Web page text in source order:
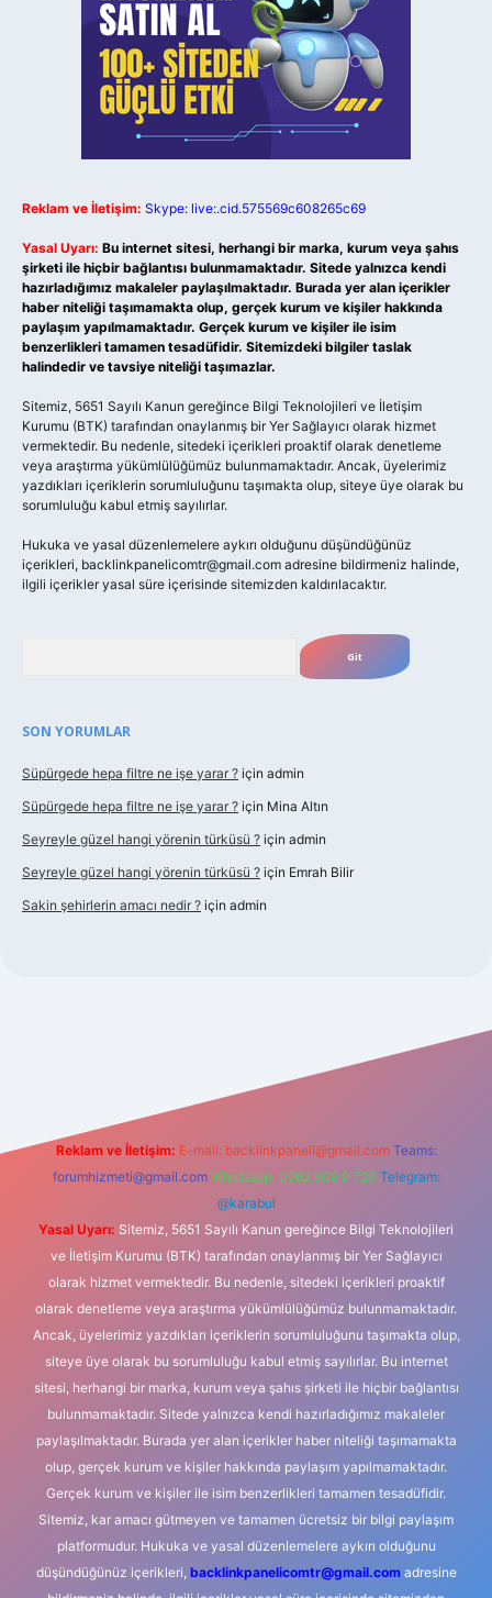
Reklam ve İletişim: Skype: live:.cid.575569c608265c69
Yasal Uyarı: Bu internet sitesi, herhangi bir marka, kurum veya şahıs
şirketi ile hiçbir bağlantısı bulunmamaktadır. Sitede yalnızca kendi
hazırladığımız makaleler paylaşılmaktadır. Burada yer alan içerikler
haber niteliği taşımamakta olup, gerçek kurum ve kişiler hakkında
paylaşım yapılmamaktadır. Gerçek kurum ve kişiler ile isim
benzerlikleri tamamen tesadüfidir. Sitemizdeki bilgiler taslak
halindedir ve tavsiye niteliği taşımazlar.
Sitemiz, 5651 Sayılı Kanun gereğince Bilgi Teknolojileri ve İletişim
Kurumu (BTK) tarafından onaylanmış bir Yer Sağlayıcı olarak hizmet
vermektedir. Bu nedenle, sitedeki içerikleri proaktif olarak denetleme
veya araştırma yükümlülüğümüz bulunmamaktadır. Ancak, üyelerimiz
yazdıkları içeriklerin sorumluluğunu taşımakta olup, siteye üye olarak bu
sorumluluğu kabul etmiş sayılırlar.
Hukuka ve yasal düzenlemelere aykırı olduğunu düşündüğünüz
içerikleri, backlinkpanelicomtr@gmail.com adresine bildirmeniz halinde,
ilgili içerikler yasal süre içerisinde sitemizden kaldırılacaktır.
SON YORUMLAR
Süpürgede hepa filtre ne işe yarar ? için admin
Süpürgede hepa filtre ne işe yarar ? için Mina Altın
Seyreyle güzel hangi yörenin türküsü ? için admin
Seyreyle güzel hangi yörenin türküsü ? için Emrah Bilir
Sakin şehirlerin amacı nedir ? için admin
Reklam ve İletişim: E-mail: backlinkpaneli@gmail.com Teams:
forumhizmeti@gmail.com Whatsapp: 0262 606 0 726 Telegram:
@karabul
Yasal Uyarı: Sitemiz, 5651 Sayılı Kanun gereğince Bilgi Teknolojileri
ve İletişim Kurumu (BTK) tarafından onaylanmış bir Yer Sağlayıcı
olarak hizmet vermektedir. Bu nedenle, sitedeki içerikleri proaktif
olarak denetleme veya araştırma yükümlülüğümüz bulunmamaktadır.
Ancak, üyelerimiz yazdıkları içeriklerin sorumluluğunu taşımakta olup,
siteye üye olarak bu sorumluluğu kabul etmiş sayılırlar. Bu internet
sitesi, herhangi bir marka, kurum veya şahıs şirketi ile hiçbir bağlantısı
bulunmamaktadır. Sitede yalnızca kendi hazırladığımız makaleler
paylaşılmaktadır. Burada yer alan içerikler haber niteliği taşımamakta
olup, gerçek kurum ve kişiler hakkında paylaşım yapılmamaktadır.
Gerçek kurum ve kişiler ile isim benzerlikleri tamamen tesadüfidir.
Sitemiz, kar amacı gütmeyen ve tamamen ücretsiz bir bilgi paylaşım
platformudur. Hukuka ve yasal düzenlemelere aykırı olduğunu
düşündüğünüz içerikleri, backlinkpanelicomtr@gmail.comadresine